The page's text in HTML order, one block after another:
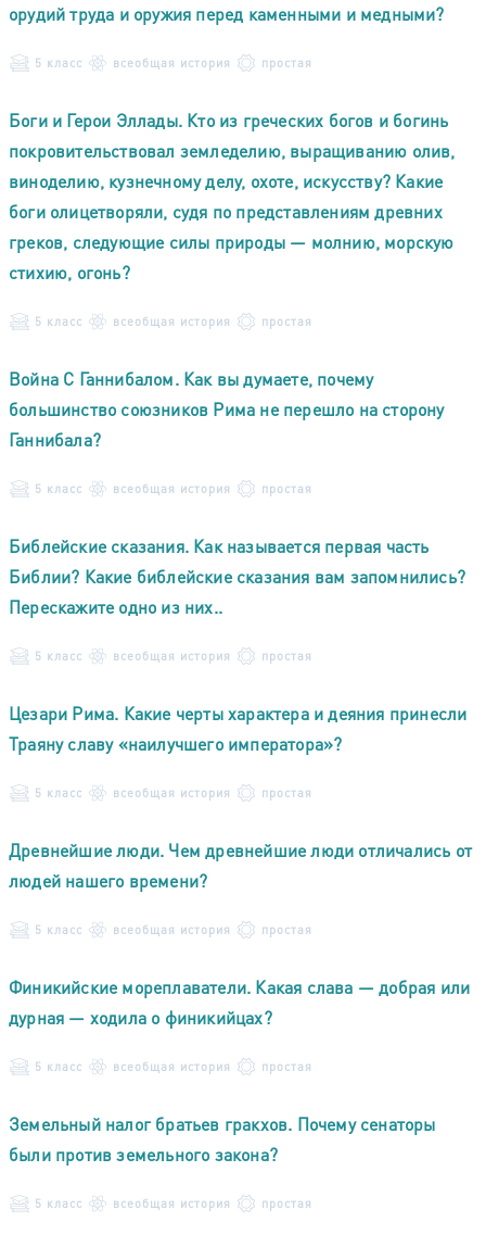
орудий труда и оружия перед каменными и медными?
5 класс всеобщая история простая
Боги и Герои Эллады. Кто из греческих богов и богинь
покровительствовал земледелию, выращиванию олив,
виноделию, кузнечному делу, охоте, искусству? Какие
боги олицетворяли, судя по представлениям древних
греков, следующие силы природы — молнию, морскую
стихию, огонь?
5 класс всеобщая история простая
Война С Ганнибалом. Как вы думаете, почему
большинство союзников Рима не перешло на сторону
Ганнибала?
5 класс всеобщая история простая
Библейские сказания. Как называется первая часть
Библии? Какие библейские сказания вам запомнились?
Перескажите одно из них..
5 класс всеобщая история простая
Цезари Рима. Какие черты характера и деяния принесли
Траяну славу «наилучшего императора»?
5 класс всеобщая история простая
Древнейшие люди. Чем древнейшие люди отличались от
людей нашего времени?
5 класс всеобщая история простая
Финикийские мореплаватели. Какая слава — добрая или
дурная — ходила о финикийцах?
5 класс всеобщая история простая
Земельный налог братьев гракхов. Почему сенаторы
были против земельного закона?
5 класс всеобщая история простая